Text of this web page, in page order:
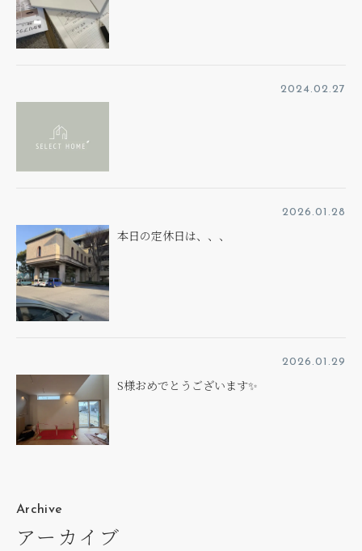
2024.02.27
2026.01.28
本日の定休日は、、、
2026.01.29
S様おめでとうございます✨
Archive
アーカイブ